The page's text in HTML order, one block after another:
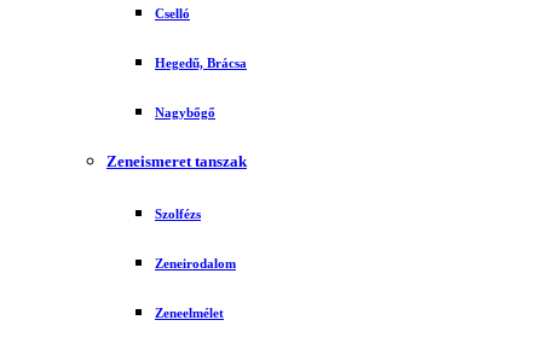
Cselló
Hegedű, Brácsa
Nagybőgő
Zeneismeret tanszak
Szolfézs
Zeneirodalom
Zeneelmélet